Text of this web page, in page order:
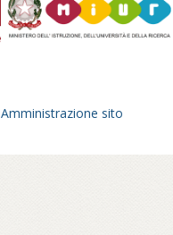
Amministrazione sito